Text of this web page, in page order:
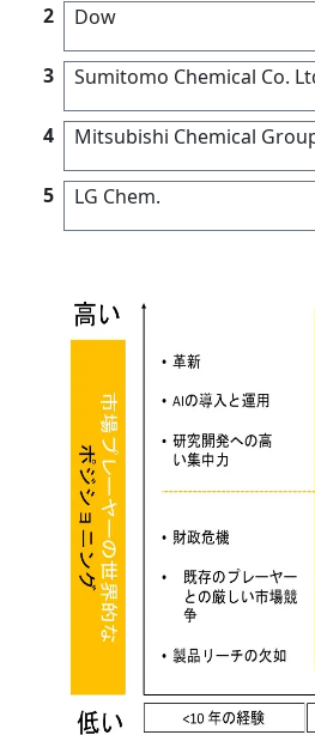
2 Dow
3 Sumitomo Chemical Co.
4 Mitsubishi Chemical
5 LG Chem.